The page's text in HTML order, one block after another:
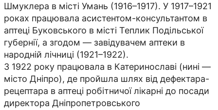
Шмуклера в місті Умань (1916–1917). У 1917–1921
роках працювала асистентом-консультантом в
аптеці Буковського в місті Теплик Подільської
губернії, а згодом — завідувачем аптеки в
народній лічниці (1921–1922).
З 1922 року працювала в Катеринославі (нині —
місто Дніпро), де пройшла шлях від дефектара-
рецептара в аптеці робітничої лікарні до посади
директора Дніпропетровського